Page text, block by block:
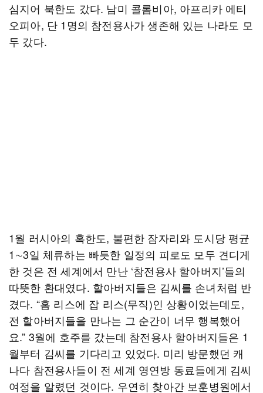
심지어 북한도 갔다. 남미 콜롬비아, 아프리카 에티
오피아, 단 1명의 참전용사가 생존해 있는 나라도 모
두 갔다.
1월 러시아의 혹한도, 불편한 잠자리와 도시당 평균
1∼3일 체류하는 빠듯한 일정의 피로도 모두 견디게
한 것은 전 세계에서 만난 ‘참전용사 할아버지’들의
따뜻한 환대였다. 할아버지들은 김씨를 손녀처럼 반
겼다. “홈 리스에 잡 리스(무직)인 상황이었는데도,
전 할아버지들을 만나는 그 순간이 너무 행복했어
요.” 3월에 호주를 갔는데 참전용사 할아버지들은 1
월부터 김씨를 기다리고 있었다. 미리 방문했던 캐
나다 참전용사들이 전 세계 영연방 동료들에게 김씨
여정을 알렸던 것이다. 우연히 찾아간 보훈병원에서